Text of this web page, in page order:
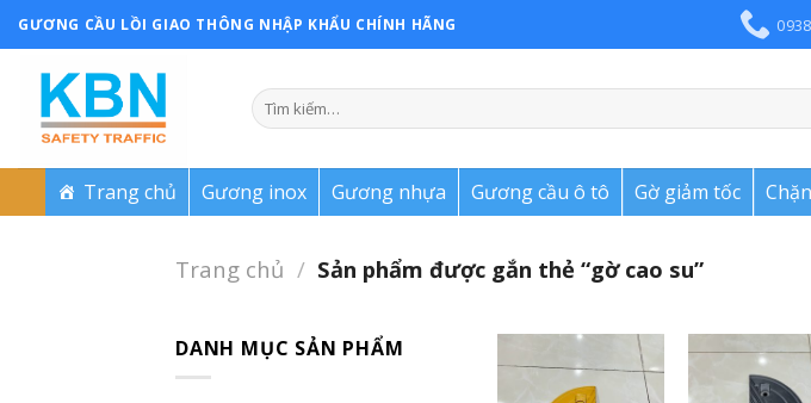
Skip
to
content
GƯƠNG CẦU LỒI GIAO THÔNG NHẬP KHẨU CHÍNH HÃNG
Trang chủ Gương inox Gương nhựa Gương cầu ô tô Gờ giảm tốc
Trang chủ / Sản phẩm được gắn thẻ “gờ cao su”
DANH MỤC SẢN PHẨM